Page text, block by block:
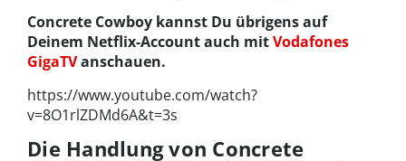
Concrete Cowboy kannst Du übrigens auf
Deinem Netflix-Account auch mitVodafones
GigaTVanschauen.
https://www.youtube.com/watch?
v=8O1rlZDMd6A&t=3s
Die Handlung von Concrete